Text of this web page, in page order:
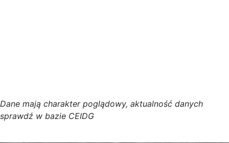
Dane mają charakter poglądowy, aktualność danych
sprawdź w bazie CEIDG